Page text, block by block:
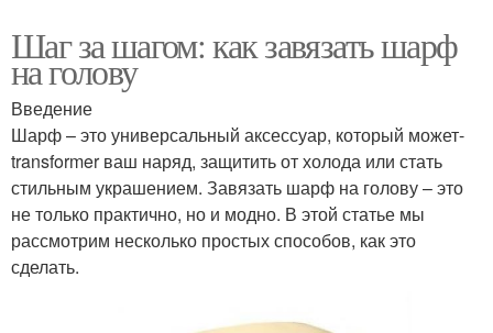
Шаг за шагом: как завязать шарф
на голову
Введение
Шарф – это универсальный аксессуар, который может-
transformer ваш наряд, защитить от холода или стать
стильным украшением. Завязать шарф на голову – это
не только практично, но и модно. В этой статье мы
рассмотрим несколько простых способов, как это
сделать.